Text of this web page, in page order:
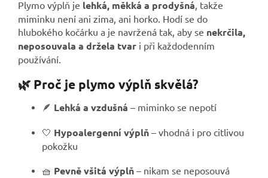
Plymo výplň je lehká, měkká a prodyšná , takže
miminku není ani zima, ani horko. Hodí se do
hlubokého kočárku a je navržená tak, aby se nekrčila,
neposouvala a držela tvar i při každodenním
používání.
🌿 Proč je plymo výplň skvělá?
🪶 Lehká a vzdušná – miminko se nepotí
🤍 Hypoalergenní výplň – vhodná i pro citlivou
pokožku
🧺 Pevně všitá výplň – nikam se neposouvá